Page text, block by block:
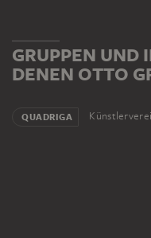
GRUPPEN UND
DENEN OTTO
QUADRIGA